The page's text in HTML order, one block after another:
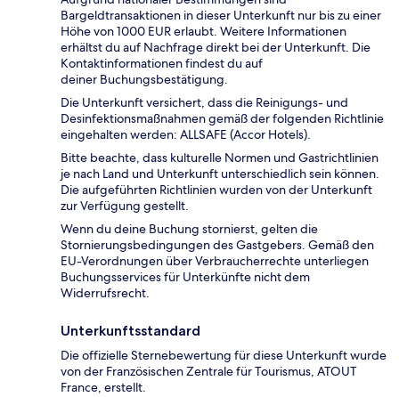
Bargeldtransaktionen in dieser Unterkunft nur bis zu einer
Höhe von 1000 EUR erlaubt. Weitere Informationen
erhältst du auf Nachfrage direkt bei der Unterkunft. Die
Kontaktinformationen findest du auf
deiner Buchungsbestätigung.
Die Unterkunft versichert, dass die Reinigungs- und
Desinfektionsmaßnahmen gemäß der folgenden Richtlinie
eingehalten werden: ALLSAFE (Accor Hotels).
Bitte beachte, dass kulturelle Normen und Gastrichtlinien
je nach Land und Unterkunft unterschiedlich sein können.
Die aufgeführten Richtlinien wurden von der Unterkunft
zur Verfügung gestellt.
Wenn du deine Buchung stornierst, gelten die
Stornierungsbedingungen des Gastgebers. Gemäß den
EU-Verordnungen über Verbraucherrechte unterliegen
Buchungsservices für Unterkünfte nicht dem
Widerrufsrecht.
Unterkunftsstandard
Die offizielle Sternebewertung für diese Unterkunft wurde
von der Französischen Zentrale für Tourismus, ATOUT
France, erstellt.